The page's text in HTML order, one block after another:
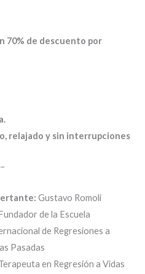
70% de descuento por
relajado y sin interrupciones
Gustavo Romoli
de la Escuela
de Regresiones a
Pasadas
en Regresión a Vidas